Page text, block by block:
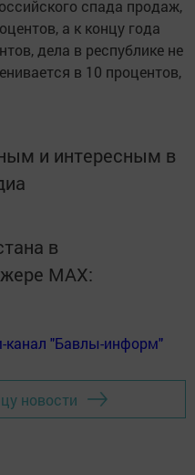
спада продаж,
а к концу года
дела в республике не
в 10 процентов,
и интересным в
в
MАХ:
канал "Бавлы-информ"
новости